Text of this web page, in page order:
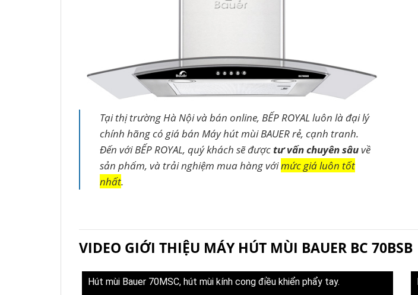
Tại thị trường Hà Nội và bán online, BẾP ROYAL luôn là đại lý
chính hãng có giá bán Máy hút mùi BAUER rẻ, cạnh tranh.
Đến với BẾP ROYAL, quý khách sẽ đượctư vấn chuyên sâuvề
sản phẩm, và trải nghiệm mua hàng vớimức giá luôn tốt
nhất.
VIDEO GIỚI THIỆU MÁY HÚT MÙI BAUER BC 70BSB
Hút mùi Bauer 70MSC, hút mùi kính cong điều khiển phẩy tay.